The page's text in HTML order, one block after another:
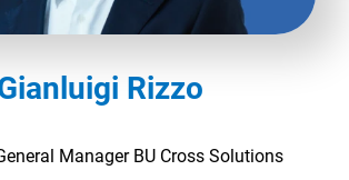
Rizzo
Manager BU Cross Solutions